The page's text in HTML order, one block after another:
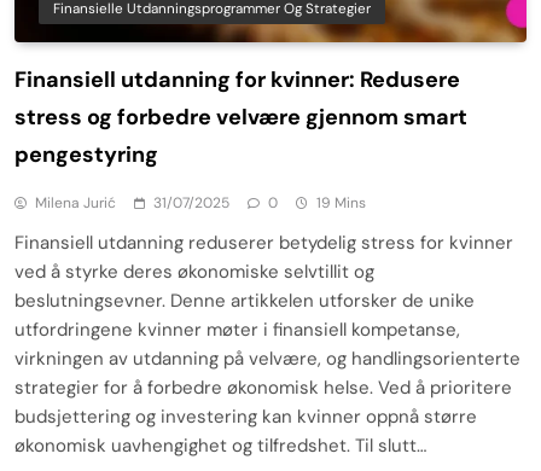
Finansielle Utdanningsprogrammer Og Strategier
Finansiell utdanning for kvinner: Redusere
stress og forbedre velvære gjennom smart
pengestyring
Milena Jurić 31/07/2025 0 19 Mins
Finansiell utdanning reduserer betydelig stress for kvinner
ved å styrke deres økonomiske selvtillit og
beslutningsevner. Denne artikkelen utforsker de unike
utfordringene kvinner møter i finansiell kompetanse,
virkningen av utdanning på velvære, og handlingsorienterte
strategier for å forbedre økonomisk helse. Ved å prioritere
budsjettering og investering kan kvinner oppnå større
økonomisk uavhengighet og tilfredshet. Til slutt…